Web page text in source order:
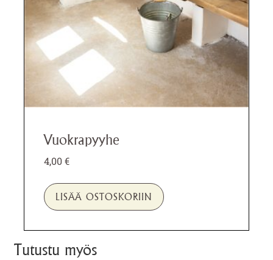
Vuokrapyyhe
4,00€
LISÄÄ OSTOSKORIIN
Tutustu myös